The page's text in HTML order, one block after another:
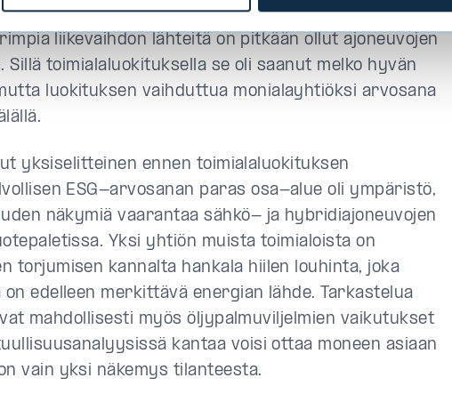
tapahtunut dramaattista muutosta. Näin kävi hiljattain
liikevaihdon lähteitä on pitkään ollut ajoneuvojen
Sillä toimialaluokituksella se oli saanut melko hyvän
luokituksen vaihduttua monialayhtiöksi arvosana
yksiselitteinen ennen toimialaluokituksen
ESG-arvosanan paras osa-alue oli ympäristö,
näkymiä vaarantaa sähkö- ja hybridiajoneuvojen
Yksi yhtiön muista toimialoista on
torjumisen kannalta hankala hiilen louhinta, joka
edelleen merkittävä energian lähde. Tarkastelua
mahdollisesti myös öljypalmuviljelmien vaikutukset
kantaa voisi ottaa moneen asiaan
vain yksi näkemys tilanteesta.